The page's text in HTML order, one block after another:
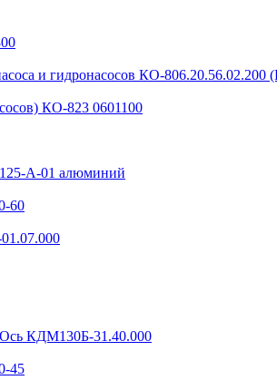
и гидронасосов КО-
КО-823 0601100
А-01 алюминий
60
Ось КДМ130Б-31.40.000
45